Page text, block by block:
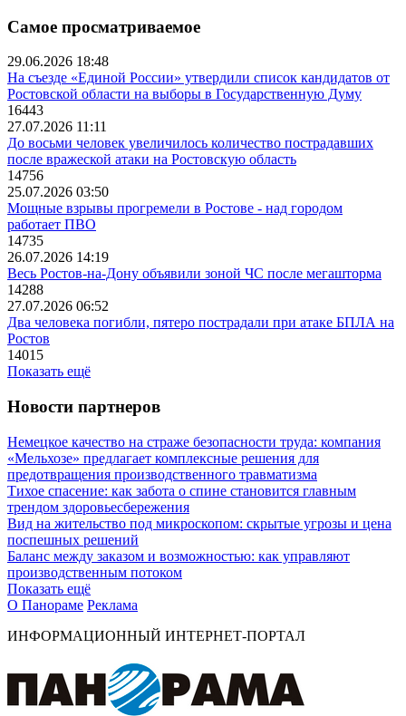
Самое просматриваемое
29.06.2026 18:48
На съезде «Единой России» утвердили список кандидатов от
Ростовской области на выборы в Государственную Думу
16443
27.07.2026 11:11
До восьми человек увеличилось количество пострадавших
после вражеской атаки на Ростовскую область
14756
25.07.2026 03:50
Мощные взрывы прогремели в Ростове - над городом
работает ПВО
14735
26.07.2026 14:19
Весь Ростов-на-Дону объявили зоной ЧС после мегашторма
14288
27.07.2026 06:52
Два человека погибли, пятеро пострадали при атаке БПЛА на
Ростов
14015
Показать ещё
Новости партнеров
Немецкое качество на страже безопасности труда: компания
«Мельхозе» предлагает комплексные решения для
предотвращения производственного травматизма
Тихое спасение: как забота о спине становится главным
трендом здоровьесбережения
Вид на жительство под микроскопом: скрытые угрозы и цена
поспешных решений
Баланс между заказом и возможностью: как управляют
производственным потоком
Показать ещё
О Панораме Реклама
ИНФОРМАЦИОННЫЙ ИНТЕРНЕТ-ПОРТАЛ